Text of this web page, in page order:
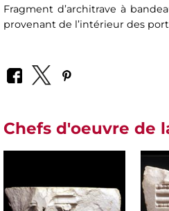
Fragment d’architrave à
provenant de l’intérieur des
Chefs d'oeuvre de